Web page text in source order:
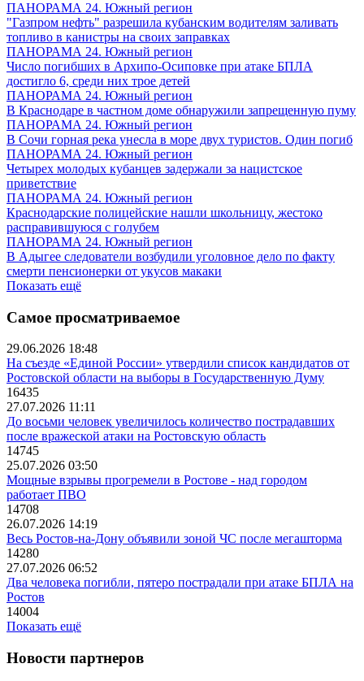
ПАНОРАМА 24. Южный регион
"Газпром нефть" разрешила кубанским водителям заливать
топливо в канистры на своих заправках
ПАНОРАМА 24. Южный регион
Число погибших в Архипо-Осиповке при атаке БПЛА
достигло 6, среди них трое детей
ПАНОРАМА 24. Южный регион
В Краснодаре в частном доме обнаружили запрещенную пуму
ПАНОРАМА 24. Южный регион
В Сочи горная река унесла в море двух туристов. Один погиб
ПАНОРАМА 24. Южный регион
Четырех молодых кубанцев задержали за нацистское
приветствие
ПАНОРАМА 24. Южный регион
Краснодарские полицейские нашли школьницу, жестоко
расправившуюся с голубем
ПАНОРАМА 24. Южный регион
В Адыгее следователи возбудили уголовное дело по факту
смерти пенсионерки от укусов макаки
Показать ещё
Самое просматриваемое
29.06.2026 18:48
На съезде «Единой России» утвердили список кандидатов от
Ростовской области на выборы в Государственную Думу
16435
27.07.2026 11:11
До восьми человек увеличилось количество пострадавших
после вражеской атаки на Ростовскую область
14745
25.07.2026 03:50
Мощные взрывы прогремели в Ростове - над городом
работает ПВО
14708
26.07.2026 14:19
Весь Ростов-на-Дону объявили зоной ЧС после мегашторма
14280
27.07.2026 06:52
Два человека погибли, пятеро пострадали при атаке БПЛА на
Ростов
14004
Показать ещё
Новости партнеров